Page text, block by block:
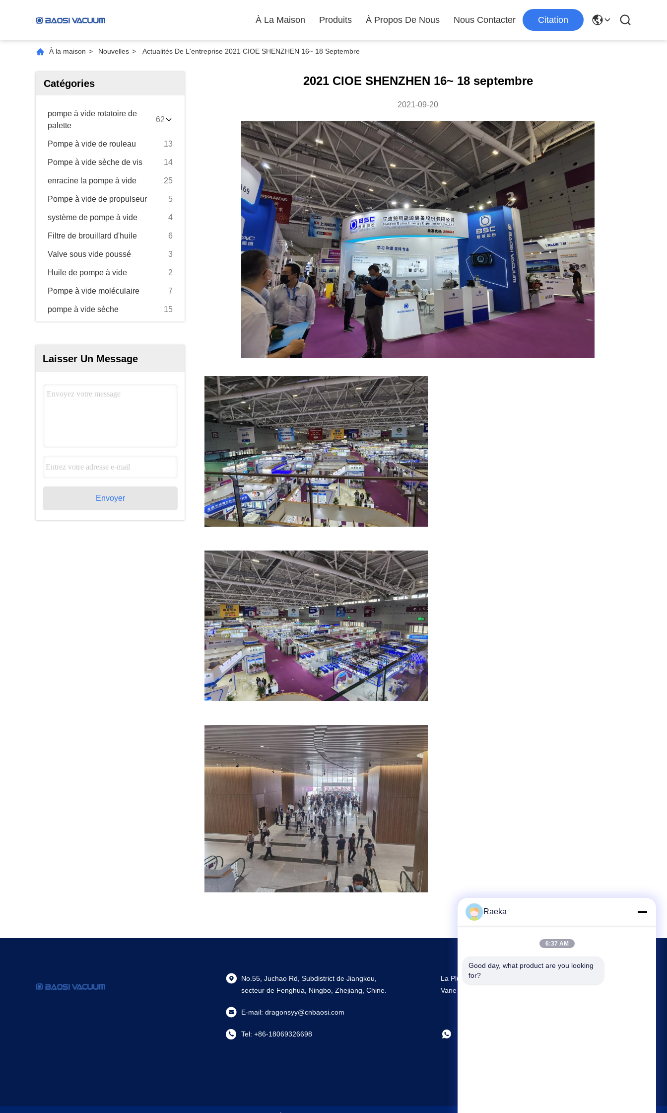
À La Maison Produits À Propos De Nous Nous Contacter Citation
À la maison > Nouvelles > Actualités De L'entreprise 2021 CIOE SHENZHEN 16~ 18 Septembre
Catégories
pompe à vide rotatoire de
palette
62
Pompe à vide de rouleau 13
Pompe à vide sèche de vis 14
enracine la pompe à vide 25
Pompe à vide de propulseur 5
système de pompe à vide 4
Filtre de brouillard d'huile 6
Valve sous vide poussé 3
Huile de pompe à vide 2
Pompe à vide moléculaire 7
pompe à vide sèche 15
Laisser Un Message
Envoyer
2021 CIOE SHENZHEN 16~ 18 septembre
2021-09-20
No.55, Juchao Rd, Subdistrict de Jiangkou,
secteur de Fenghua, Ningbo, Zhejiang, Chine.
E-mail: dragonsyy@cnbaosi.com
Tel: +86-18069326698
La Plus Grande R & D Et La Production Rotary
Vane Vacuum Pump Fournisseur En Chine
Raeka
6:37 AM
Good day, what product are you looking
for?